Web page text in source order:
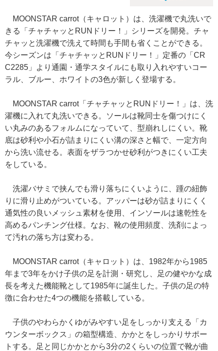
MOONSTAR carrot（キャロット）は、洗濯機で丸洗いで
きる「チャチャッとRUNドリー！」シリーズを開発。チャ
チャッと洗濯機で洗えて時間も手間も省くことができる。
今シーズンは「チャチャッとRUNドリー！」定番の「CR
C2285」より通園・通学スタイルにも取り入れやすいコー
ラル、ブルー、ホワイトの3色が新しく登場する。
MOONSTAR carrot「チャチャッとRUNドリー！」は、洗
濯機に入れて丸洗いできる。ソールは靴同士を傷つけにく
い丸みのあるフォルムになっていて、型崩れしにくい。靴
底は砂利や小石が詰まりにくい溝の深さと幅で、一定方向
から洗い流せる。表面をザラつかせ砂利がつきにくい工夫
をしている。
洗濯バサミで挟んでも滑り落ちにくいように、踵の紐飾
りに滑り止めがついている。アッパーは砂が詰まりにくく
通気性の良いメッシュ素材を使用、インソールは速乾性を
高めるパンチング仕様。なお、靴の使用頻度、洗剤によっ
て汚れの落ち方は変わる。
MOONSTAR carrot（キャロット）は、1982年から1985
年まで3年をかけ子供の足を計測・研究し、足の健やかな成
長を考えた機能靴として1985年に誕生した。子供の足の特
徴に合わせた4つの機能を搭載している。
子供のやわらかくゆがみやすい足をしっかり支える「カ
ウンターボックス」の箱型構造、かかとをしっかりサポー
トする。足と同じかかとから3分の2くらいの位置で靴が曲